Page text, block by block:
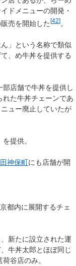
ドメニューの開発・
売を開始した [42] 。
」という名称で類似
、め牛丼を提供する
店舗で牛丼を提供し
た牛丼チェーンであ
ュー廃止していたが
提供。
神保町にも店舗が開
都内に展開するチェ
新たに設立された運
牛丼太郎とほぼ同じ
谷店のみ。